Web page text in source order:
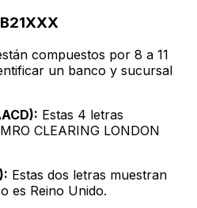
compuestos por 8 a 11
un banco y sucursal
Estas 4 letras
CLEARING LONDON
Estas dos letras muestran
es Reino Unido.